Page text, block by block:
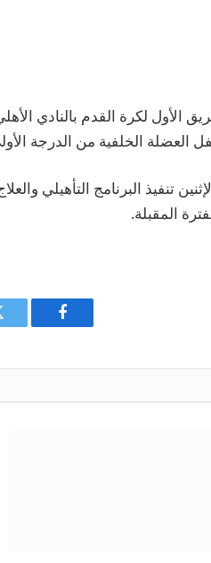
الأول لكرة القدم بالنادي
الخلفية من الدرجة
تنفيذ البرنامج التأهيلي
المقبلة.
فيسبوك